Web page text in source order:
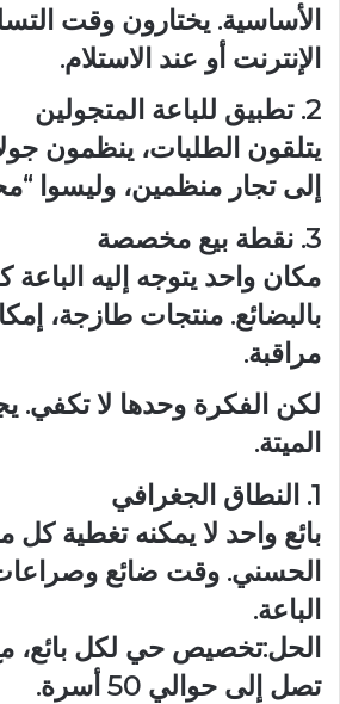
الأساسية. يختارون وقت
الإنترنت أو عند الاستلام.
2. تطبيق للباعة المتجولين
يتلقون الطلبات، ينظمون
إلى تجار منظمين، وليسوا
3. نقطة بيع مخصصة
مكان واحد يتوجه إليه
بالبضائع. منتجات طازجة،
مراقبة.
لكن الفكرة وحدها لا تكفي.
الميتة.
1. النطاق الجغرافي
بائع واحد لا يمكنه تغطية
الحسني. وقت ضائع
الباعة.
الحل:تخصيص حي لكل بائع،
تصل إلى حوالي 50 أسرة.